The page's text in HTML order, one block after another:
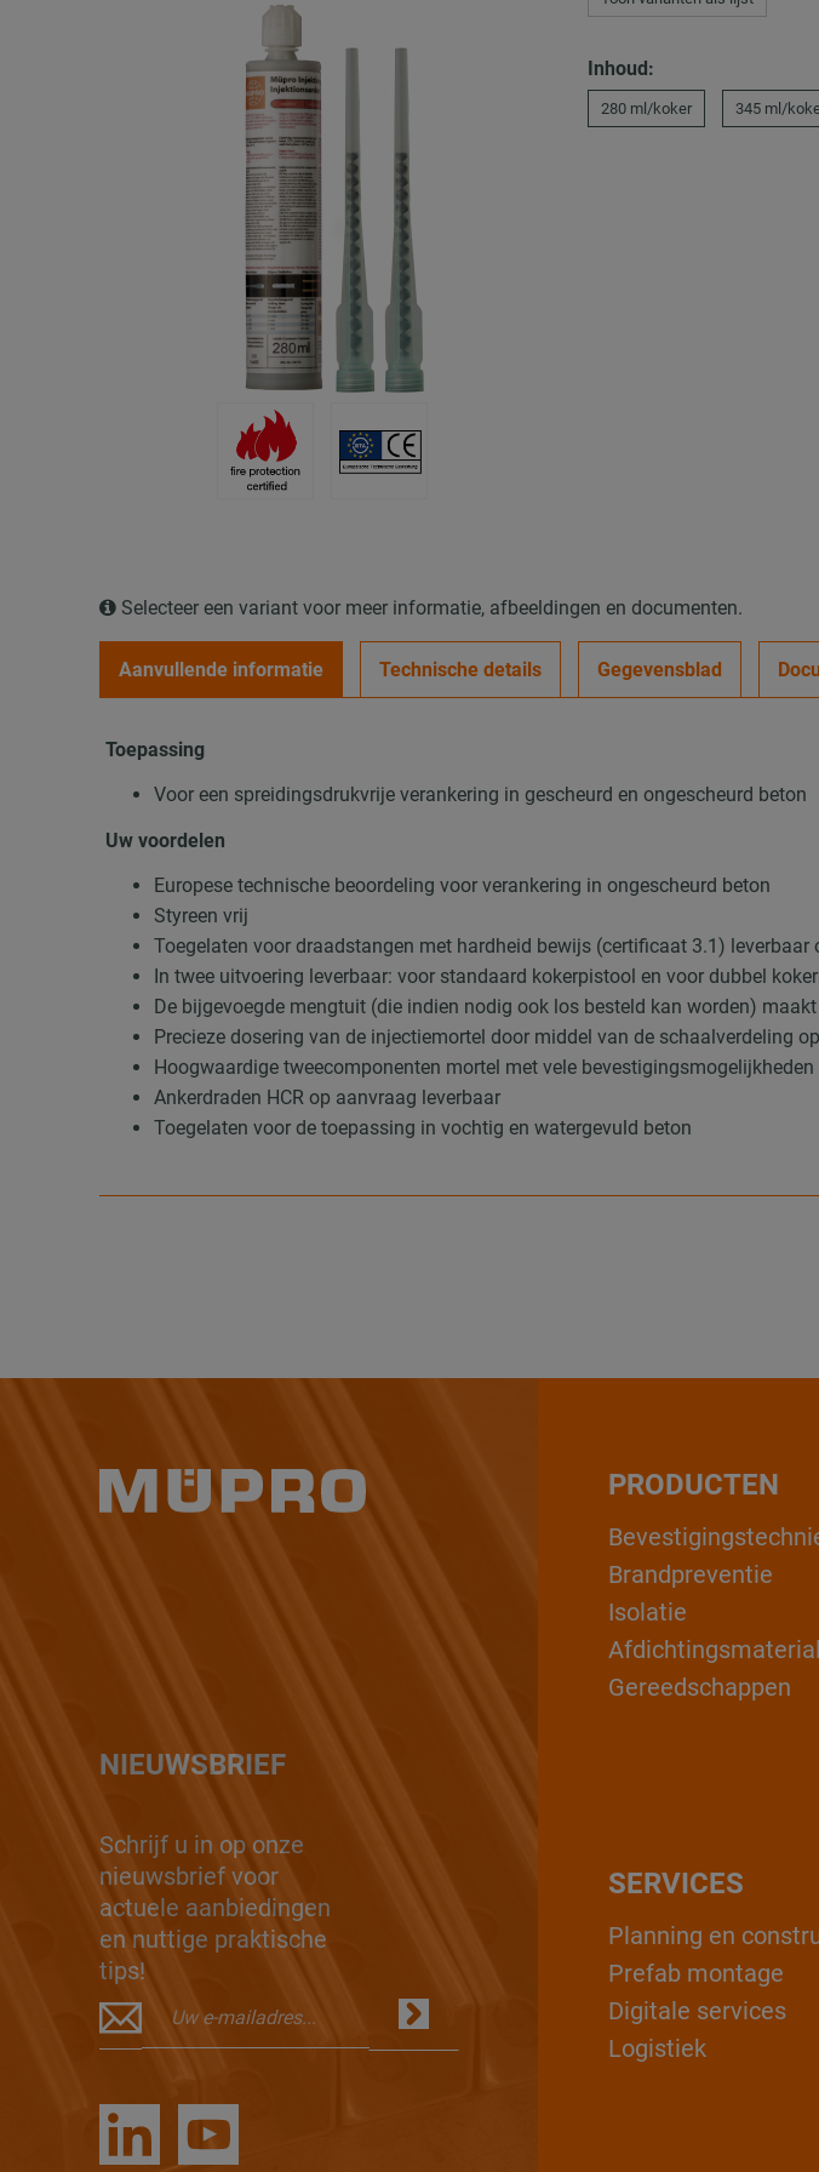
Inhoud:
280 ml/koker 345 ml/
Selecteer een variant voor meer informatie, afbeeldingen en documenten.
Aanvullende informatie Technische details Gegevensblad
Toepassing
Voor een spreidingsdrukvrije verankering in gescheurd en ongescheurd beton
Uw voordelen
Europese technische beoordeling voor verankering in ongescheurd beton
Styreen vrij
Toegelaten voor draadstangen met hardheid bewijs (certificaat 3.1) leverbaar
In twee uitvoering leverbaar: voor standaard kokerpistool en voor dubbel
De bijgevoegde mengtuit (die indien nodig ook los besteld kan worden)
Precieze dosering van de injectiemortel door middel van de schaalverdeling
Hoogwaardige tweecomponenten mortel met vele bevestigingsmogelijkheden
Ankerdraden HCR op aanvraag leverbaar
Toegelaten voor de toepassing in vochtig en watergevuld beton
NIEUWSBRIEF
Schrijf u in op onze
nieuwsbrief voor
actuele aanbiedingen
en nuttige praktische
tips!
PRODUCTEN
Brandpreventie
Isolatie
Gereedschappen
SERVICES
Planning en
Prefab montage
Digitale services
Logistiek